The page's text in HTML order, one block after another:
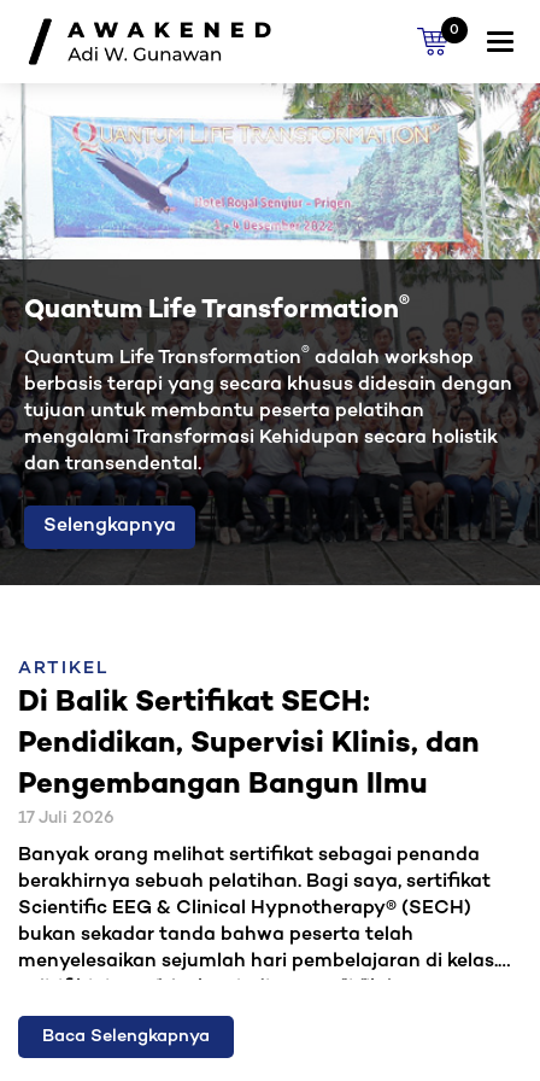
0
Quantum Life Transformation®
Quantum Life Transformation® adalah workshop
berbasis terapi yang secara khusus didesain dengan
tujuan untuk membantu peserta pelatihan
mengalami Transformasi Kehidupan secara holistik
dan transendental.
Selengkapnya
ARTIKEL
Di Balik Sertifikat SECH:
Pendidikan, Supervisi Klinis, dan
Pengembangan Bangun Ilmu
17 Juli 2026
Banyak orang melihat sertifikat sebagai penanda
berakhirnya sebuah pelatihan. Bagi saya, sertifikat
Scientific EEG & Clinical Hypnotherapy® (SECH)
bukan sekadar tanda bahwa peserta telah
menyelesaikan sejumlah hari pembelajaran di kelas.
telah menjalani proses pembentukan kompetensi
yang nyata, terukur, bertahap, dan diuji melalui
berlangsung di balik sertifikat SECH, bagaimana
kompetensi peserta dibangun, seberapa dalam
Baca Selengkapnya